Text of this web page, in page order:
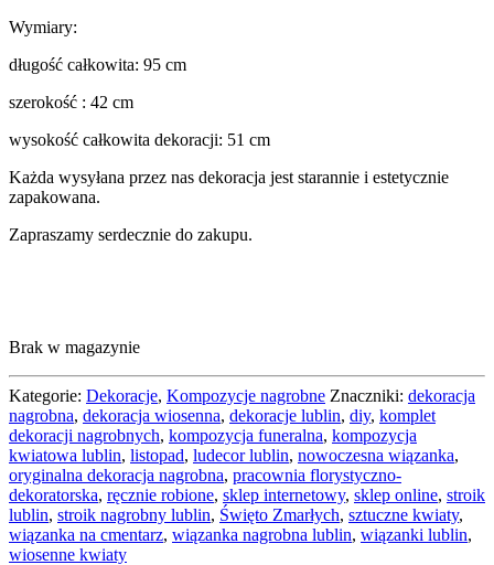
Wymiary:
długość całkowita: 95 cm
szerokość : 42 cm
wysokość całkowita dekoracji: 51 cm
Każda wysyłana przez nas dekoracja jest starannie i estetycznie
zapakowana.
Zapraszamy serdecznie do zakupu.
Brak w magazynie
Kategorie: Dekoracje, Kompozycje nagrobne Znaczniki: dekoracja
nagrobna, dekoracja wiosenna, dekoracje lublin, diy, komplet
dekoracji nagrobnych, kompozycja funeralna, kompozycja
kwiatowa lublin, listopad, ludecor lublin, nowoczesna wiązanka,
oryginalna dekoracja nagrobna, pracownia florystyczno-
dekoratorska, ręcznie robione, sklep internetowy, sklep online, stroik
lublin, stroik nagrobny lublin, Święto Zmarłych, sztuczne kwiaty,
wiązanka na cmentarz, wiązanka nagrobna lublin, wiązanki lublin,
wiosenne kwiaty